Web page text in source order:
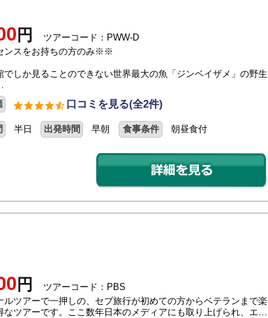
円
ツアーコード：PWW-D
スをお持ちの方のみ※※
でしか見ることのできない世界最大の魚「ジンベイザメ」の野生
口コミを見る(全2件)
半日 出発時間 早朝 食事条件 朝昼食付
円
ツアーコード：PBS
ルツアーで一押しの、セブ旅行が初めての方からベテランまで楽
なツアーです。ここ数年日本のメディアにも取り上げられ、エ…